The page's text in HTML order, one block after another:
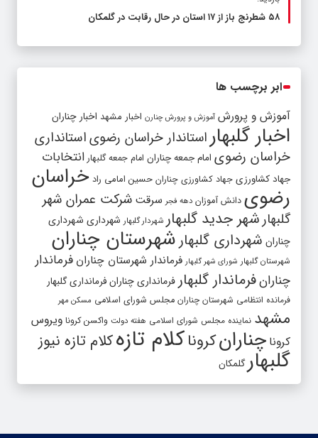
۵۸ شطرنج‌ باز از ۱۷ استان در حال رقابت در گلمکان
ابر برچسب ها
آموزش و پرورش آموزش و پرورش چنارن اخبار مشهد اخبار چناران
اخبار گلبهار استاندار خراسان رضویاستانداری
خراسان رضوی امام جمعه چناران امام جمعه گلبهار انتخابات
جهاد کشاورزی جهاد کشاورزی چناران حسین امامی راد خراسان
رضوی دانش آموزان دهه فجر سرقت شرکت عمران شهر
گلبهار شهر جدید گلبهار شهردار گلبهار شهرداری شهرداری
چناران شهرداری گلبهار شهرستان چناران
شهرستان گلبهار شورای شهر گلبهار فرماندار شهرستان چناران فرماندار
چنارانفرماندار گلبهار فرمانداری چنارانفرمانداری گلبهار
فرمانده انتظامی شهرستان چناران مجلس شورای اسلامی مسکن مهر
مشهد نماینده مجلس شورای اسلامی هفته دولت واکسن کرونا ویروس
کرونا چنارانکروناکلام تازهکلام تازه نیوز
گلبهار گلمکان